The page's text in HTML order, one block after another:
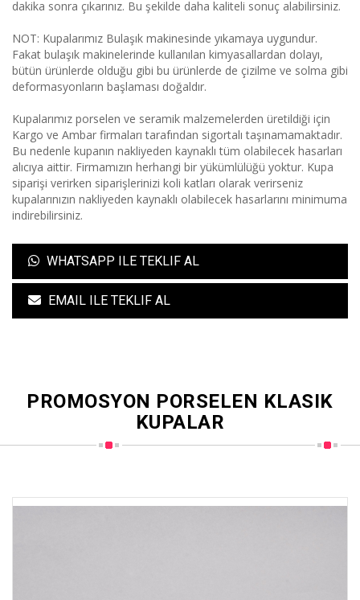
dakika sonra çıkarınız. Bu şekilde daha kaliteli sonuç alabilirsiniz.
NOT: Kupalarımız Bulaşık makinesinde yıkamaya uygundur.
Fakat bulaşık makinelerinde kullanılan kimyasallardan dolayı,
bütün ürünlerde olduğu gibi bu ürünlerde de çizilme ve solma gibi
deformasyonların başlaması doğaldır.
Kupalarımız porselen ve seramik malzemelerden üretildiği için
Kargo ve Ambar firmaları tarafından sigortalı taşınamamaktadır.
Bu nedenle kupanın nakliyeden kaynaklı tüm olabilecek hasarları
alıcıya aittir. Firmamızın herhangi bir yükümlülüğü yoktur. Kupa
siparişi verirken siparişlerinizi koli katları olarak verirseniz
kupalarınızın nakliyeden kaynaklı olabilecek hasarlarını minimuma
indirebilirsiniz.
WHATSAPP ILE TEKLIF AL
EMAIL ILE TEKLIF AL
PROMOSYON PORSELEN KLASIK
KUPALAR